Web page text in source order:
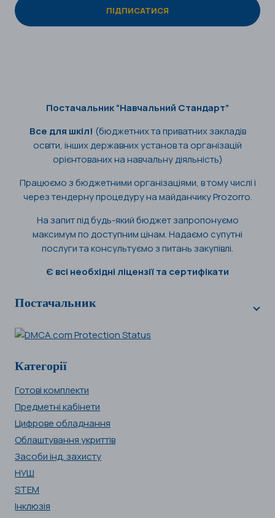
Постачальник “Навчальний Стандарт”
Все для шкіл! (бюджетних та приватних закладів
освіти, інших державних установ та організацій
орієнтованих на навчальну діяльність)
Працюємо з бюджетними організаціями, в тому числі і
через тендерну процедуру на майданчику Prozorro.
На запит під будь-який бюджет запропонуємо
максимум по доступним цінам. Надаємо супутні
послуги та консультуємо з питань закупівлі.
Є всі необхідні ліцензії та сертифікати
Постачальник
Категорії
Готові комплекти
Предметні кабінети
Цифрове обладнання
Облаштування укриттів
Засоби інд. захисту
НУШ
STEM
Інклюзія